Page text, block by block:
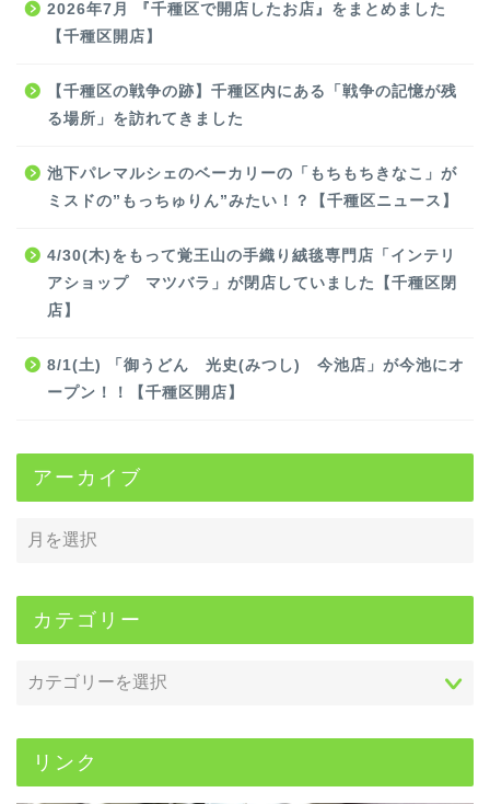
2026年7月 『千種区で開店したお店』をまとめました
【千種区開店】
【千種区の戦争の跡】千種区内にある「戦争の記憶が残
る場所」を訪れてきました
池下パレマルシェのベーカリーの「もちもちきなこ」が
ミスドの”もっちゅりん”みたい！？【千種区ニュース】
4/30(木)をもって覚王山の手織り絨毯専門店「インテリ
アショップ マツバラ」が閉店していました【千種区閉
店】
8/1(土) 「御うどん 光史(みつし) 今池店」が今池にオ
ープン！！【千種区開店】
アーカイブ
カテゴリー
リンク